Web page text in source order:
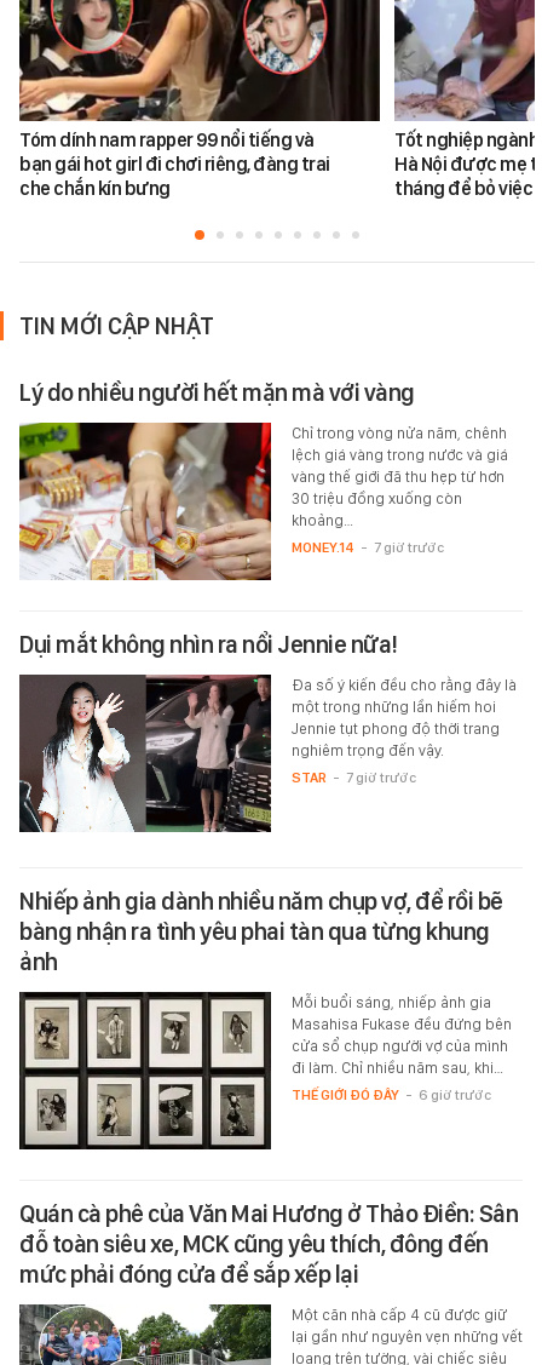
Tóm dính nam rapper 99 nổi tiếng và
bạn gái hot girl đi chơi riêng, đàng trai
che chắn kín bưng
Tốt nghiệp
Hà Nội được mẹ
tháng để bỏ việc
TIN MỚI CẬP NHẬT
Lý do nhiều người hết mặn mà với vàng
Chỉ trong vòng nửa năm, chênh
lệch giá vàng trong nước và giá
vàng thế giới đã thu hẹp từ hơn
30 triệu đồng xuống còn
khoảng…
MONEY.14 - 7 giờ trước
Dụi mắt không nhìn ra nổi Jennie nữa!
Đa số ý kiến đều cho rằng đây là
một trong những lần hiếm hoi
Jennie tụt phong độ thời trang
nghiêm trọng đến vậy.
STAR - 7 giờ trước
Nhiếp ảnh gia dành nhiều năm chụp vợ, để rồi bẽ
bàng nhận ra tình yêu phai tàn qua từng khung
ảnh
Mỗi buổi sáng, nhiếp ảnh gia
Masahisa Fukase đều đứng bên
cửa sổ chụp người vợ của mình
đi làm. Chỉ nhiều năm sau, khi…
THẾ GIỚI ĐÓ ĐÂY - 6 giờ trước
Quán cà phê của Văn Mai Hương ở Thảo Điền: Sân
đỗ toàn siêu xe, MCK cũng yêu thích, đông đến
mức phải đóng cửa để sắp xếp lại
Một căn nhà cấp 4 cũ được giữ
lại gần như nguyên vẹn những vết
loang trên tường, vài chiếc siêu